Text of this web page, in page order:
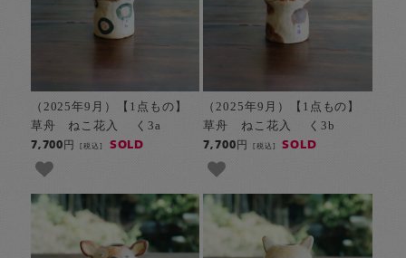
（2025年9月）【1点もの】
草舟 ねこ花入 く3a
7,700円[税込] SOLD
（2025年9月）【1点もの】
草舟 ねこ花入 く3b
7,700円 [税込] SOLD